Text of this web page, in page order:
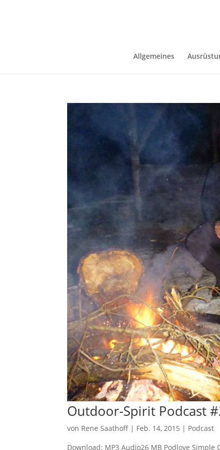
Allgemeines
Outdoor-Spirit Podcast
von Rene Saathoff | Feb. 14, 2015 | Podcast
Download: MP3 Audio26 MB Podlove